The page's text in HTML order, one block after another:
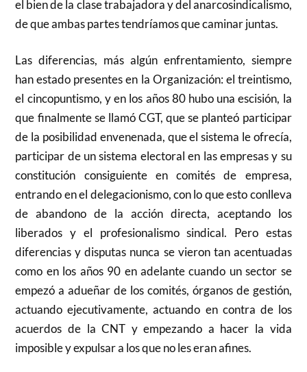
el bien de la clase trabajadora y del anarcosindicalismo,
de que ambas partes tendríamos que caminar juntas.
Las diferencias, más algún enfrentamiento, siempre
han estado presentes en la Organización: el treintismo,
el cincopuntismo, y en los años 80 hubo una escisión, la
que finalmente se llamó CGT, que se planteó participar
de la posibilidad envenenada, que el sistema le ofrecía,
participar de un sistema electoral en las empresas y su
constitución consiguiente en comités de empresa,
entrando en el delegacionismo, con lo que esto conlleva
de abandono de la acción directa, aceptando los
liberados y el profesionalismo sindical. Pero estas
diferencias y disputas nunca se vieron tan acentuadas
como en los años 90 en adelante cuando un sector se
empezó a adueñar de los comités, órganos de gestión,
actuando ejecutivamente, actuando en contra de los
acuerdos de la CNT y empezando a hacer la vida
imposible y expulsar a los que no les eran afines.